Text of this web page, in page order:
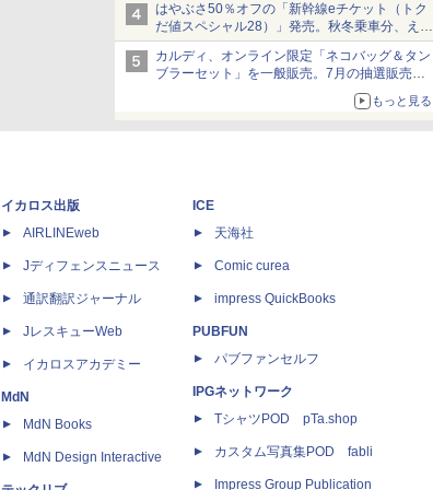
はやぶさ50％オフの「新幹線eチケット（トク
だ値スペシャル28）」発売。秋冬乗車分、えき
ねっと限定
カルディ、オンライン限定「ネコバッグ＆タン
ブラーセット」を一般販売。7月の抽選販売の
もっと見る
イカロス出版
AIRLINEweb
Jディフェンスニュース
通訳翻訳ジャーナル
JレスキューWeb
イカロスアカデミー
MdN
MdN Books
MdN Design Interactive
ICE
天海社
Comic curea
impress QuickBooks
PUBFUN
パブファンセルフ
IPGネットワーク
TシャツPOD pTa.shop
カスタム写真集POD fabli
Impress Group Publication